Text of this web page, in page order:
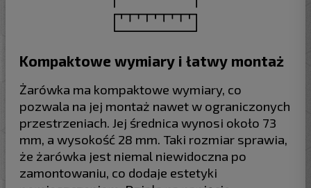
Kompaktowe wymiary i łatwy montaż
Żarówka ma kompaktowe wymiary, co
pozwala na jej montaż nawet w ograniczonych
przestrzeniach. Jej średnica wynosi około 73
mm, a wysokość 28 mm. Taki rozmiar sprawia,
że żarówka jest niemal niewidoczna po
zamontowaniu, co dodaje estetyki